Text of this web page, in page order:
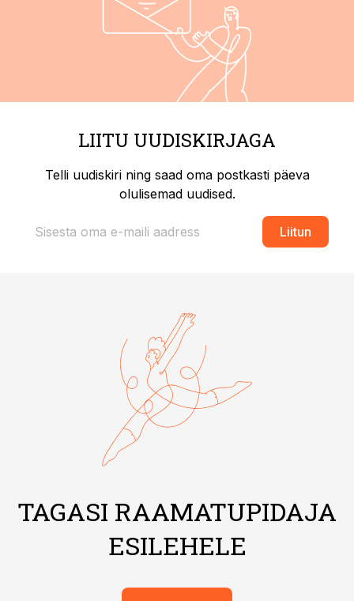
LIITU UUDISKIRJAGA
Telli uudiskiri ning saad oma postkasti päeva
olulisemad uudised.
Liitun
TAGASI RAAMATUPIDAJA
ESILEHELE